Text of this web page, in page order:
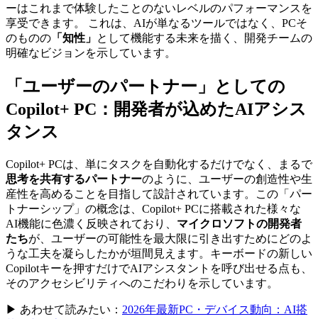
ーはこれまで体験したことのないレベルのパフォーマンスを
享受できます。 これは、AIが単なるツールではなく、PCそ
のものの 「知性」 として機能する未来を描く、開発チームの
明確なビジョンを示しています。
「ユーザーのパートナー」としての
Copilot+ PC：開発者が込めたAIアシス
タンス
Copilot+ PCは、単にタスクを自動化するだけでなく、まるで
思考を共有するパートナーのように、ユーザーの創造性や生
産性を高めることを目指して設計されています。この「パー
トナーシップ」の概念は、Copilot+ PCに搭載された様々な
AI機能に色濃く反映されており、 マイクロソフトの開発者
たちが、ユーザーの可能性を最大限に引き出すためにどのよ
うな工夫を凝らしたかが垣間見えます。キーボードの新しい
Copilotキーを押すだけでAIアシスタントを呼び出せる点も、
そのアクセシビリティへのこだわりを示しています。
▶ あわせて読みたい： 2026年最新PC・デバイス動向：AI搭